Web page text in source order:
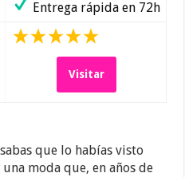
Entrega rápida en 72h
Visitar
que lo habías visto
moda que, en años de